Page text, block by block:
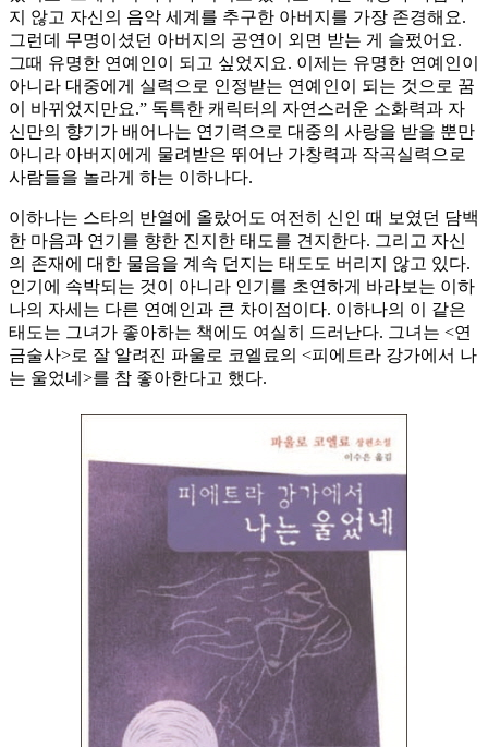
지 않고 자신의 음악 세계를 추구한 아버지를 가장 존경해요.
그런데 무명이셨던 아버지의 공연이 외면 받는 게 슬펐어요.
그때 유명한 연예인이 되고 싶었지요. 이제는 유명한 연예인이
아니라 대중에게 실력으로 인정받는 연예인이 되는 것으로 꿈
이 바뀌었지만요.” 독특한 캐릭터의 자연스러운 소화력과 자
신만의 향기가 배어나는 연기력으로 대중의 사랑을 받을 뿐만
아니라 아버지에게 물려받은 뛰어난 가창력과 작곡실력으로
사람들을 놀라게 하는 이하나다.
이하나는 스타의 반열에 올랐어도 여전히 신인 때 보였던 담백
한 마음과 연기를 향한 진지한 태도를 견지한다. 그리고 자신
의 존재에 대한 물음을 계속 던지는 태도도 버리지 않고 있다.
인기에 속박되는 것이 아니라 인기를 초연하게 바라보는 이하
나의 자세는 다른 연예인과 큰 차이점이다. 이하나의 이 같은
태도는 그녀가 좋아하는 책에도 여실히 드러난다. 그녀는 <연
금술사>로 잘 알려진 파울로 코엘료의 <피에트라 강가에서 나
는 울었네>를 참 좋아한다고 했다.